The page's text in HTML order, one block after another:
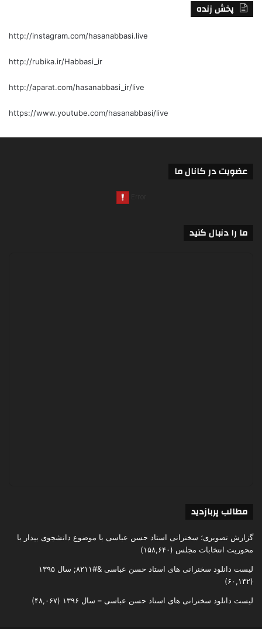
پخش زنده
http://instagram.com/hasanabbasi.live
http://rubika.ir/Habbasi_ir
http://aparat.com/hasanabbasi_ir/live
https://www.youtube.com/hasanabbasi/live
عضویت در کانال ما
ما را دنبال کنید
مطالب پربازدید
گزارش تصویری؛ سخنرانی استاد حسن عباسی با موضوع دانشجوی بیدار با
محوریت انتخابات مجلس (۱۵۸,۶۴۰)
لیست دانلود سخنرانی های استاد حسن عباسی &#۸۲۱۱; سال ۱۳۹۵
(۶۰,۱۴۲)
لیست دانلود سخنرانی های استاد حسن عباسی – سال ۱۳۹۶ (۴۸,۰۶۷)